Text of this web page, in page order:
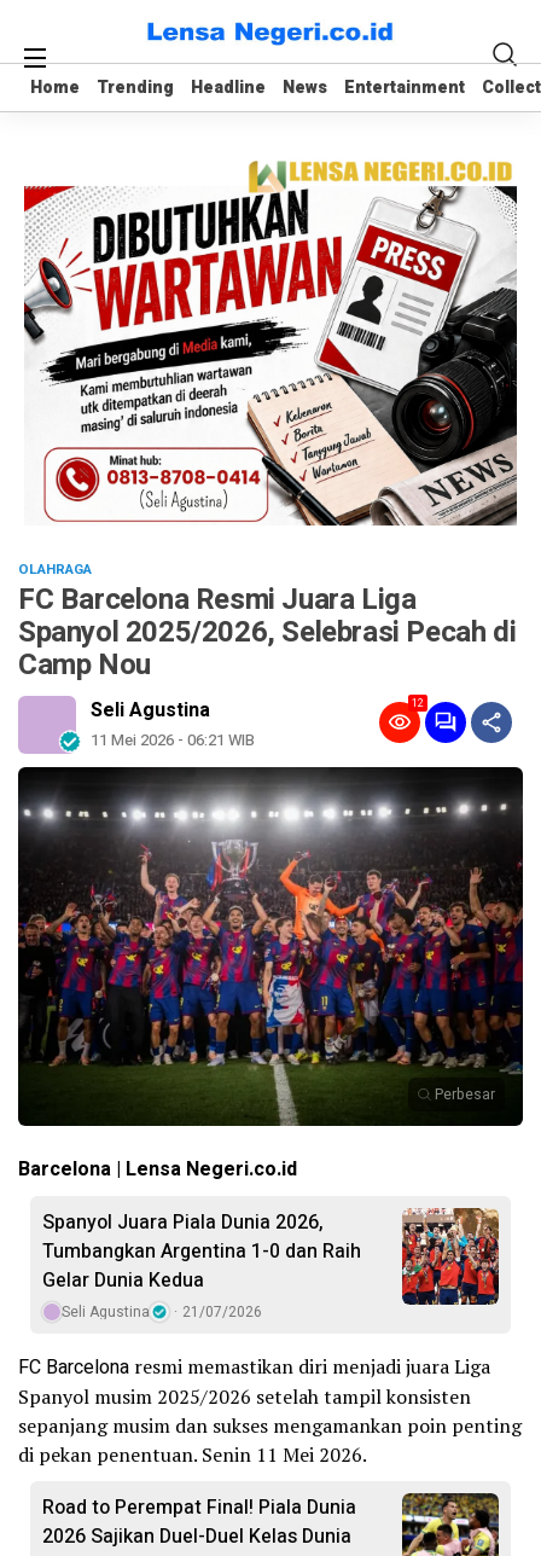
Home Trending Headline News Entertainment
Home Trending Headline News Entertainment
OLAHRAGA
FC Barcelona Resmi Juara Liga
Spanyol 2025/2026, Selebrasi Pecah di
Camp Nou
Seli Agustina
11 Mei 2026 - 06:21 WIB
12
Perbesar
Barcelona | Lensa Negeri.co.id
Spanyol Juara Piala Dunia 2026,
Tumbangkan Argentina 1-0 dan Raih
Gelar Dunia Kedua
Seli Agustina 21/07/2026
FC Barcelona resmi memastikan diri menjadi juara Liga
Spanyol musim 2025/2026 setelah tampil konsisten
sepanjang musim dan sukses mengamankan poin penting
di pekan penentuan. Senin 11 Mei 2026.
Road to Perempat Final! Piala Dunia
2026 Sajikan Duel-Duel Kelas Dunia